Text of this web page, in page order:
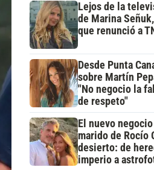
Lejos de la
de Marina
que renunció a
Desde Punta
sobre Martín
"No negocio la
de respeto"
El nuevo
marido de Rocío
desierto: de
imperio a